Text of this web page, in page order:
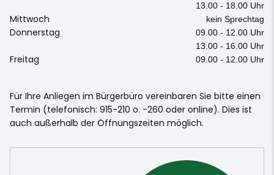
13.00 - 18.00 Uhr
Mittwoch kein Sprechtag
Donnerstag
09.00 - 12.00 Uhr
13.00 - 16.00 Uhr
Freitag 09.00 - 12.00 Uhr
Für Ihre Anliegen im Bürgerbüro vereinbaren Sie bitte einen
Termin (telefonisch: 915-210 o. -260 oder online). Dies ist
auch außerhalb der Öffnungszeiten möglich.